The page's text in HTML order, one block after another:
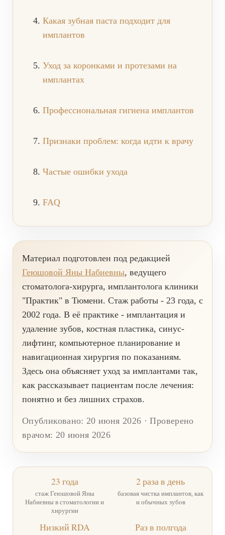
ВИНИРЫ
Протезирование на имплантах
Безметалловая керамика
Протезирование All-on-4
Съемные зубные протезы
Бюгельные протезы
Мостовидные протезы
УДАЛЕНИЕ ЗУБОВ
О КЛИНИКЕ
КОНТАКТЫ
ОТЗЫВЫ
СТАТЬИ
ОФИЦИАЛЬНАЯ ИНФОРМАЦИЯ
Какая зубная паста подходит для
имплантов
Уход за коронками и протезами на
имплантах
Профессиональная гигиена имплантов
Признаки проблем: когда идти к врачу
Частые ошибки ухода
FAQ
Материал подготовлен под редакцией
Геюшовой Яны Набиевны, ведущего
стоматолога-хирурга, имплантолога клиники
"Практик" в Тюмени. Стаж работы - 23 года, с
2002 года. В её практике - имплантация и
удаление зубов, костная пластика, синус-
лифтинг, компьютерное планирование и
навигационная хирургия по показаниям.
Здесь она объясняет уход за имплантами так,
как рассказывает пациентам после лечения:
понятно и без лишних страхов.
Опубликовано: 20 июня 2026 · Проверено
врачом: 20 июня 2026
23 года
стаж Геюшовой Яны
Набиевны в стоматологии и
хирургии
2 раза в день
базовая чистка имплантов, как
и обычных зубов
Низкий RDA Раз в полгода